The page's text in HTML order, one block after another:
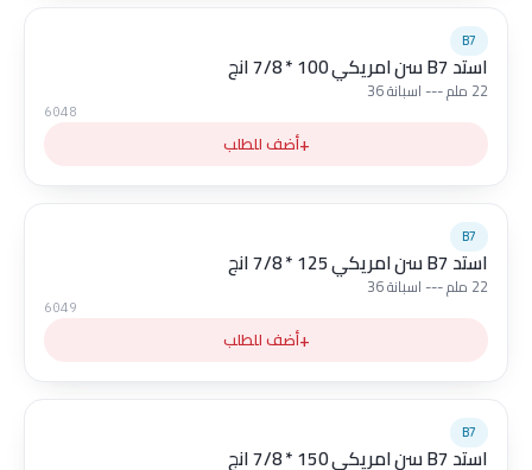
B7
استد B7 سن امريكي 100 * 7/8 انج
22 ملم --- اسبانة 36
6048
+أضف للطلب
B7
استد B7 سن امريكي 125 * 7/8 انج
22 ملم --- اسبانة 36
6049
+أضف للطلب
B7
استد B7 سن امريكي 150 * 7/8 انج